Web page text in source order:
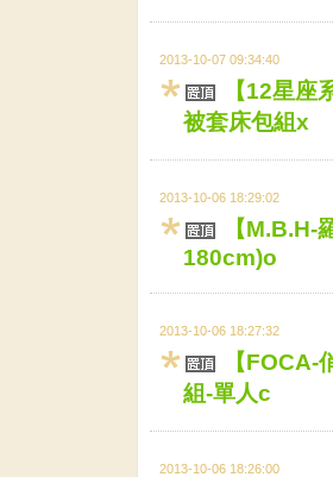
2013-10-07 09:34:40
【12星座
被套床包組x
2013-10-06 18:29:02
【M.B.H-
180cm)o
2013-10-06 18:27:32
【FOCA-
組-單人c
2013-10-06 18:26:00